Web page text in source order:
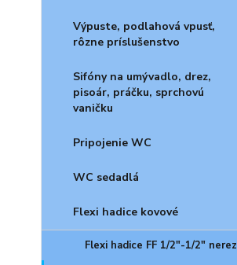
Výpuste, podlahová vpusť,
rôzne príslušenstvo
Sifóny na umývadlo, drez,
pisoár, práčku, sprchovú
vaničku
Pripojenie WC
WC sedadlá
Flexi hadice kovové
Flexi hadice FF 1/2"-1/2" nerez